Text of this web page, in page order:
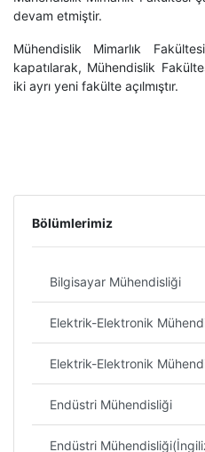
devam etmiştir.
Mühendislik Mimarlık
kapatılarak, Mühendislik
iki ayrı yeni fakülte açılmıştır.
Bölümlerimiz
Bilgisayar Mühendisliği
Elektrik-Elektronik
Elektrik-Elektronik
Endüstri Mühendisliği
Endüstri